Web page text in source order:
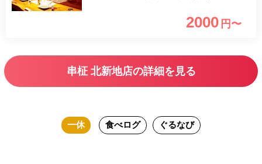
クサービスに変更させて頂きます。
2000 円〜
串柾 北新地店の詳細を見る
一休 食べログ ぐるなび